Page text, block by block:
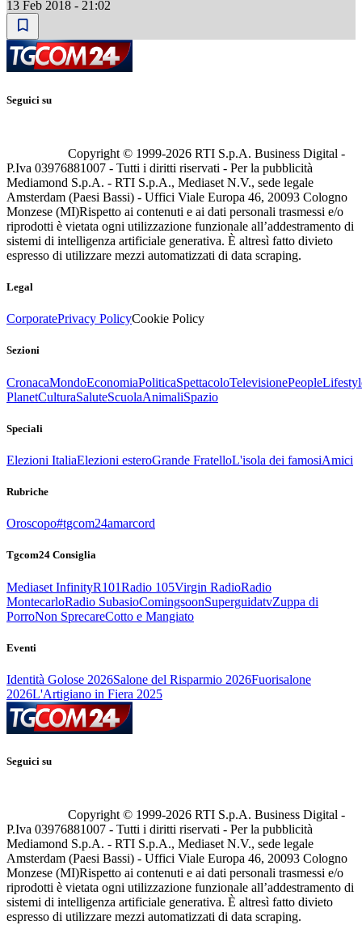
13 Feb 2018 - 21:02
Seguici su
Copyright © 1999-2026 RTI S.p.A. Business Digital -
P.Iva 03976881007 - Tutti i diritti riservati - Per la pubblicità
Mediamond S.p.A. - RTI S.p.A., Mediaset N.V., sede legale
Amsterdam (Paesi Bassi) - Uffici Viale Europa 46, 20093 Cologno
Monzese (MI)Rispetto ai contenuti e ai dati personali trasmessi e/o
riprodotti è vietata ogni utilizzazione funzionale all’addestramento di
sistemi di intelligenza artificiale generativa. È altresì fatto divieto
espresso di utilizzare mezzi automatizzati di data scraping.
Legal
CorporatePrivacy PolicyCookie Policy
Sezioni
CronacaMondoEconomiaPoliticaSpettacoloTelevisionePeople
PlanetCulturaSaluteScuolaAnimaliSpazio
Speciali
Elezioni ItaliaElezioni esteroGrande FratelloL'isola dei famosiAmici
Rubriche
Oroscopo#tgcom24amarcord
Tgcom24 Consiglia
Mediaset InfinityR101Radio 105Virgin RadioRadio
MontecarloRadio SubasioComingsoonSuperguidatvZuppa di
PorroNon SprecareCotto e Mangiato
Eventi
Identità Golose 2026Salone del Risparmio 2026Fuorisalone
2026L'Artigiano in Fiera 2025
Seguici su
Copyright © 1999-2026 RTI S.p.A. Business Digital -
P.Iva 03976881007 - Tutti i diritti riservati - Per la pubblicità
Mediamond S.p.A. - RTI S.p.A., Mediaset N.V., sede legale
Amsterdam (Paesi Bassi) - Uffici Viale Europa 46, 20093 Cologno
Monzese (MI)Rispetto ai contenuti e ai dati personali trasmessi e/o
riprodotti è vietata ogni utilizzazione funzionale all’addestramento di
sistemi di intelligenza artificiale generativa. È altresì fatto divieto
espresso di utilizzare mezzi automatizzati di data scraping.